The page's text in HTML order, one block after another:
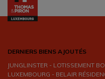
DERNIERS BIENS AJOUTÉS
JUNGLINSTER - LOTISSEMENT
LUXEMBOURG - BELAIR